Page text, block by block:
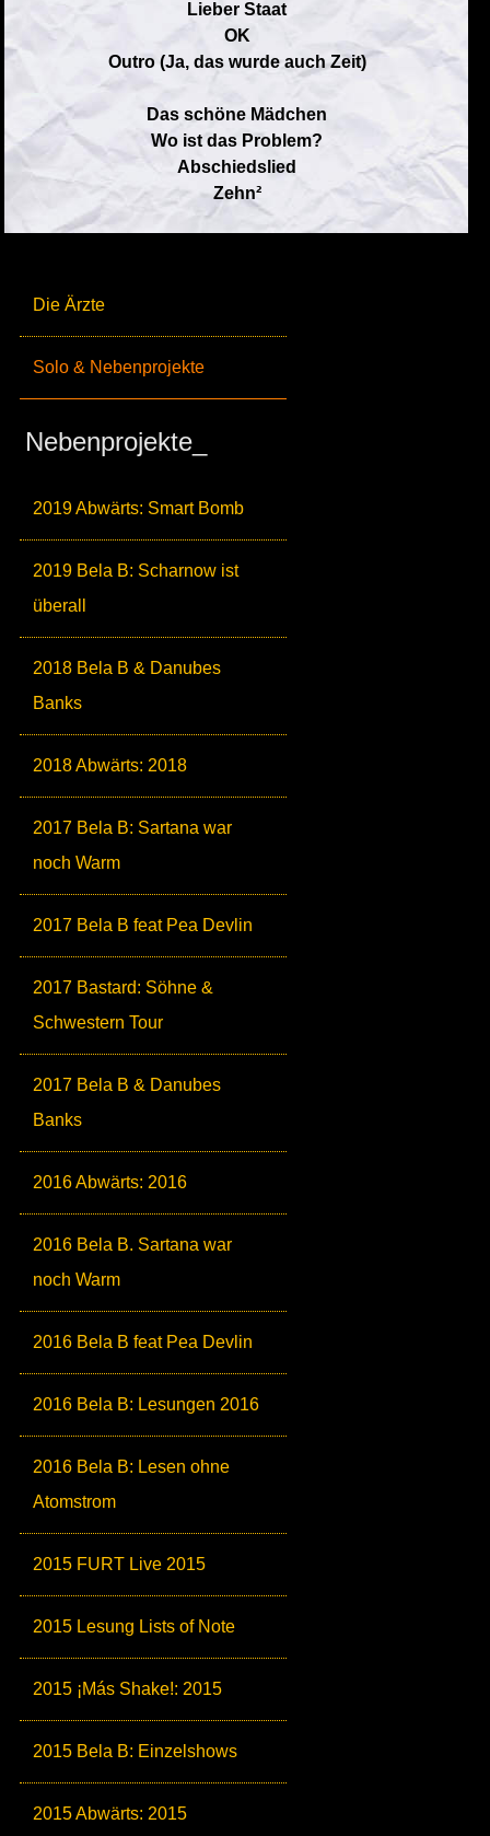
Die Ärzte
Solo & Nebenprojekte
Nebenprojekte_
2019 Abwärts: Smart Bomb
2019 Bela B: Scharnow ist
überall
2018 Bela B & Danubes
Banks
2018 Abwärts: 2018
2017 Bela B: Sartana war
noch Warm
2017 Bela B feat Pea Devlin
2017 Bastard: Söhne &
Schwestern Tour
2017 Bela B & Danubes
Banks
2016 Abwärts: 2016
2016 Bela B. Sartana war
noch Warm
2016 Bela B feat Pea Devlin
2016 Bela B: Lesungen 2016
2016 Bela B: Lesen ohne
Atomstrom
2015 FURT Live 2015
2015 Lesung Lists of Note
2015 ¡Más Shake!: 2015
2015 Bela B: Einzelshows
2015 Abwärts: 2015
Lieber Staat
OK
Outro (Ja, das wurde auch Zeit)
Das schöne Mädchen
Wo ist das Problem?
Abschiedslied
Zehn²